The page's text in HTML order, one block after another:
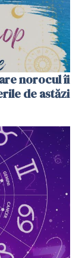
norocul îi
de astăzi